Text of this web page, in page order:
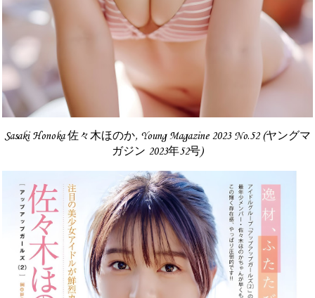
Sasaki Honoka 佐々木ほのか, Young Magazine 2023 No.52 (ヤングマ
ガジン 2023年52号)